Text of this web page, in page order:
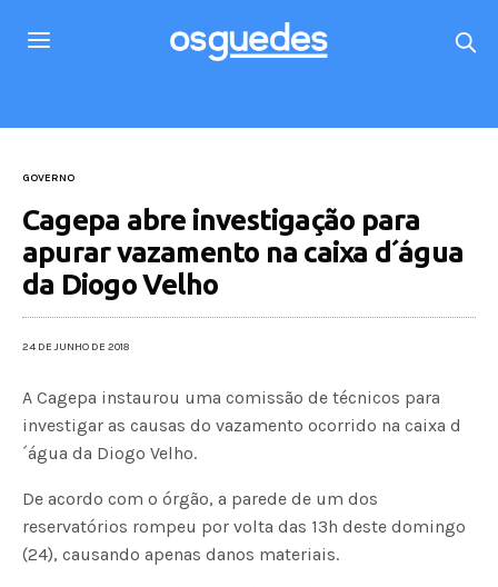
GOVERNO
Cagepa abre investigação para
apurar vazamento na caixa d´água
da Diogo Velho
24 DE JUNHO DE 2018
A Cagepa instaurou uma comissão de técnicos para
investigar as causas do vazamento ocorrido na caixa d
´água da Diogo Velho.
De acordo com o órgão, a parede de um dos
reservatórios rompeu por volta das 13h deste domingo
(24), causando apenas danos materiais.